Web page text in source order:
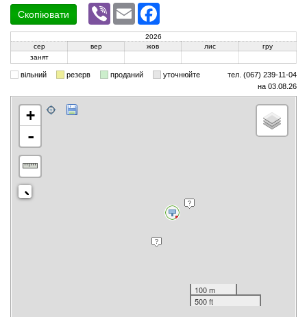
Скопіювати
Viber Email
2026
сер
вер жов лис
гру
занят
вільний резерв проданий уточнюйте
тел. (067) 239-11-04
на 03.08.26
+
-
100 m
500 ft